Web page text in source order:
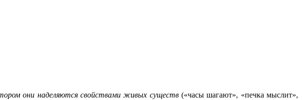
они наделяются свойствами живых существ(«часы шагают», «печка мыслит»,